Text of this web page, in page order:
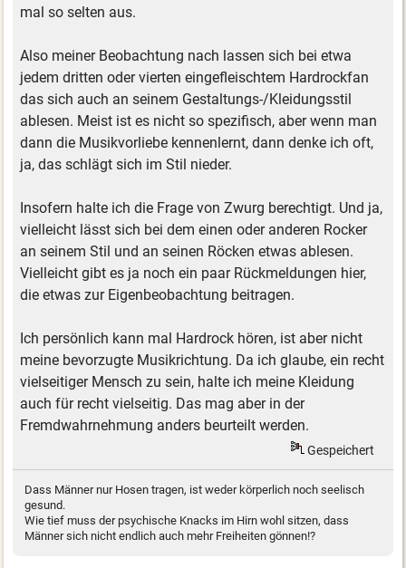
mal so selten aus.
Also meiner Beobachtung nach lassen sich bei etwa
jedem dritten oder vierten eingefleischtem Hardrockfan
das sich auch an seinem Gestaltungs-/Kleidungsstil
ablesen. Meist ist es nicht so spezifisch, aber wenn man
dann die Musikvorliebe kennenlernt, dann denke ich oft,
ja, das schlägt sich im Stil nieder.
Insofern halte ich die Frage von Zwurg berechtigt. Und ja,
vielleicht lässt sich bei dem einen oder anderen Rocker
an seinem Stil und an seinen Röcken etwas ablesen.
Vielleicht gibt es ja noch ein paar Rückmeldungen hier,
die etwas zur Eigenbeobachtung beitragen.
Ich persönlich kann mal Hardrock hören, ist aber nicht
meine bevorzugte Musikrichtung. Da ich glaube, ein recht
vielseitiger Mensch zu sein, halte ich meine Kleidung
auch für recht vielseitig. Das mag aber in der
Fremdwahrnehmung anders beurteilt werden.
Gespeichert
Dass Männer nur Hosen tragen, ist weder körperlich noch seelisch
gesund.
Wie tief muss der psychische Knacks im Hirn wohl sitzen, dass
Männer sich nicht endlich auch mehr Freiheiten gönnen!?